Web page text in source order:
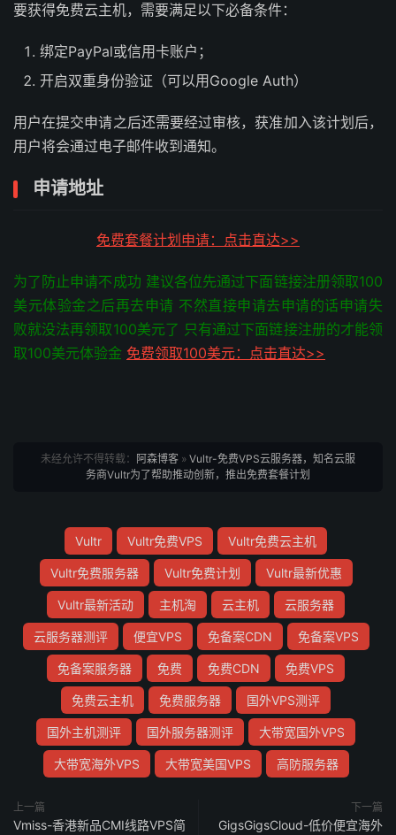
要获得免费云主机，需要满足以下必备条件：
绑定PayPal或信用卡账户；
开启双重身份验证（可以用Google Auth）
用户在提交申请之后还需要经过审核，获准加入该计划后，
用户将会通过电子邮件收到通知。
申请地址
免费套餐计划申请：点击直达>>
为了防止申请不成功 建议各位先通过下面链接注册领取100
美元体验金之后再去申请 不然直接申请去申请的话申请失
败就没法再领取100美元了 只有通过下面链接注册的才能领
取100美元体验金 免费领取100美元：点击直达>>
未经允许不得转载： 阿森博客 » Vultr-免费VPS云服务器，知名云服
务商Vultr为了帮助推动创新，推出免费套餐计划
Vultr Vultr免费VPS Vultr免费云主机
Vultr免费服务器 Vultr免费计划 Vultr最新优惠
Vultr最新活动 主机淘 云主机 云服务器
云服务器测评 便宜VPS 免备案CDN 免备案VPS
免备案服务器 免费 免费CDN 免费VPS
免费云主机 免费服务器 国外VPS测评
国外主机测评 国外服务器测评 大带宽国外VPS
大带宽海外VPS 大带宽美国VPS 高防服务器
上一篇
Vmiss-香港新品CMI线路VPS简
下一篇
GigsGigsCloud-低价便宜海外